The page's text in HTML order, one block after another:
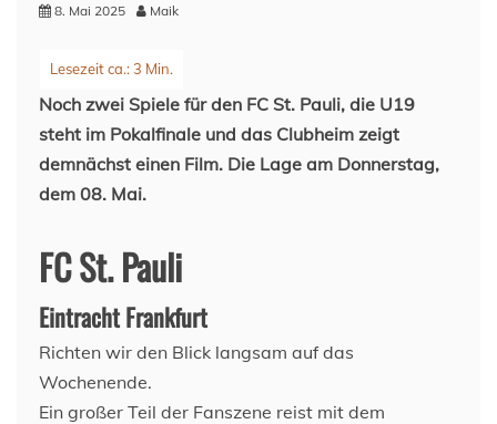
8. Mai 2025 Maik
Noch zwei Spiele für den FC St. Pauli, die U19
steht im Pokalfinale und das Clubheim zeigt
demnächst einen Film. Die Lage am Donnerstag,
dem 08. Mai.
FC St. Pauli
Eintracht Frankfurt
Richten wir den Blick langsam auf das
Wochenende.
Ein großer Teil der Fanszene reist mit dem